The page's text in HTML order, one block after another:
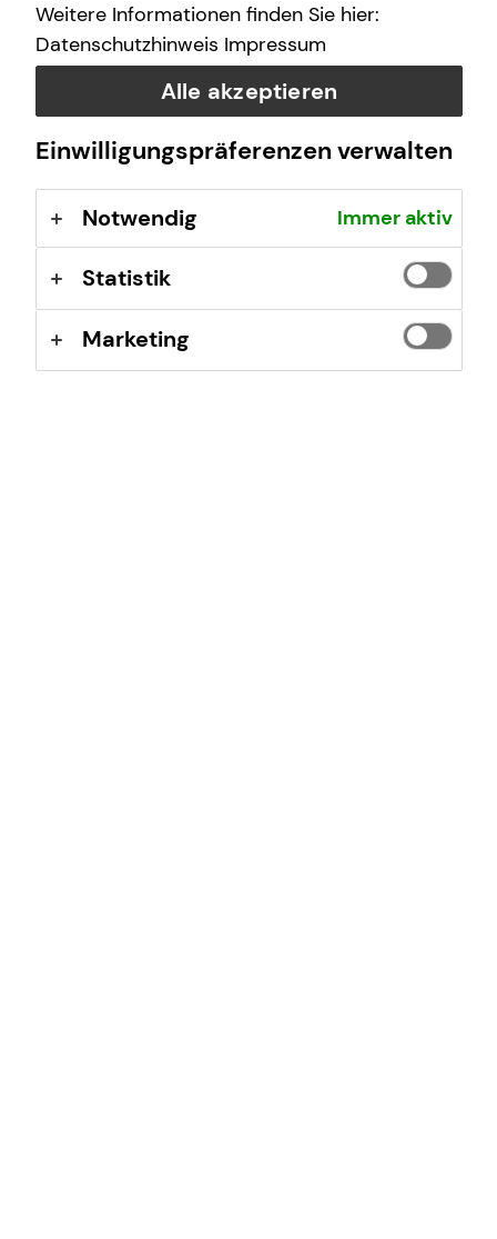
Das ist tecis
Wir sind tecis, die Finanzberatung deiner Generation –
und begleiten dich auf deinem Weg in eine finanziell
selbstbestimmte Zukunft.
Mehr erfahren
Weitere Informationen finden Sie hier:
Datenschutzhinweis Impressum
Alle akzeptieren
Einwilligungspräferenzen verwalten
Notwendig Immer aktiv
Statistik
Marketing